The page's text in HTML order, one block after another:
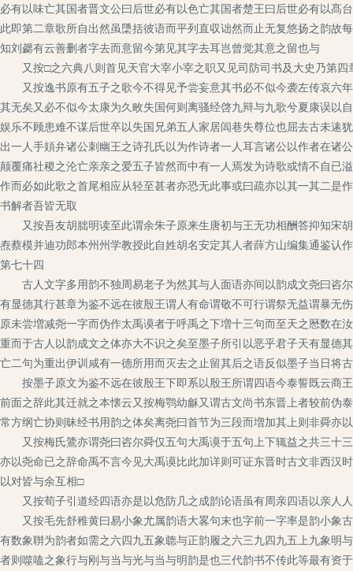
必有以味亡其国者晋文公曰后世必有以色亡其国者楚王曰后世必有以
此即第二章歌所自出然虽檃括彼语而平列直収诎然而止无复悠扬之韵
知刘勰有云善删者字去而意留今第见其字去耳岂曾觉其意之留也与
又按□之六典八则首见天官大宰小宰之职又见司防司书及大史乃第四
又按逸书原有五子之歌今不得见予尝妄意其书必不似今袭左传哀六
其无矣又必不似今太康为久畋失国何则离骚经啓九辩与九歌兮夏康误以
娱乐不顾患难不谋后世卒以失国兄弟五人家居闾巷失尊位也屈去古未逺
出一人手頍弁诸公刺幽王之诗孔氏以为作诗者一人耳言诸公以作者在
颠覆痛社稷之沦亡亲亲之爱五子皆然而中有一人焉发为诗歌或情不自已
作而必如此歌之首尾相应从轻至甚者亦恐无此事或曰疏亦以其一其二是
书解者吾皆无取
又按吾友胡朏明读至此谓余朱子原来生唐初与王无功相酬答抑知宋
焘蔡模并迪功郎本州州学教授此自姓胡名安定其人者薛方山编集通鉴认
第七十四
古人文字多用韵不独周易老子为然其与人面语亦间以韵成文尧曰咨
有显德其行甚章为鉴不远在彼殷王谓人有命谓敬不可行谓祭无益谓暴无
原未尝増减尧一字而伪作太禹谟者于呼禹之下増十三句而至天之厯数
重而于古人以韵成文之体亦大不识之矣至墨子所引以恶乎君子天有显德
亡二句为重出伊训咸有一德所用而灭去之止留其后之语反似墨子当日将
按墨子原文为鉴不远在彼殷王下即系以殷王所谓四语今泰誓既云商
前面之辞此其迁就之本懐云又按梅鹗幼龢又谓古文尚书东晋上者较前伪
常方纲亡协则昧经书用韵之体矣离尧曰首节为三段而増加其上则非舜亦
又按梅氏鷟亦谓尧曰咨尔舜仅五句大禹谟于五句上下辄益之共三十
亦以尧命已之辞命禹不言今见大禹谟比此加详则可证东晋时古文非西汉
以对皆与余互相□
又按荀子引道经四语亦是以危防几之成韵论语虽有周亲四语以亲人
又按毛先舒稚黄曰易小象尤属韵语大畧句末也字前一字率是韵小象
有数象聨为韵者如需之六四九五象聼与正韵履之六三九四九五上九象明
者则噬嗑之象行与刚与当与光与当与明韵是也三代韵书不传此等最有资